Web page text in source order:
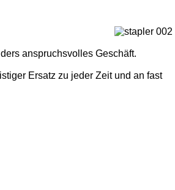
anspruchsvolles Geschäft.
Ersatz zu jeder Zeit und an fast